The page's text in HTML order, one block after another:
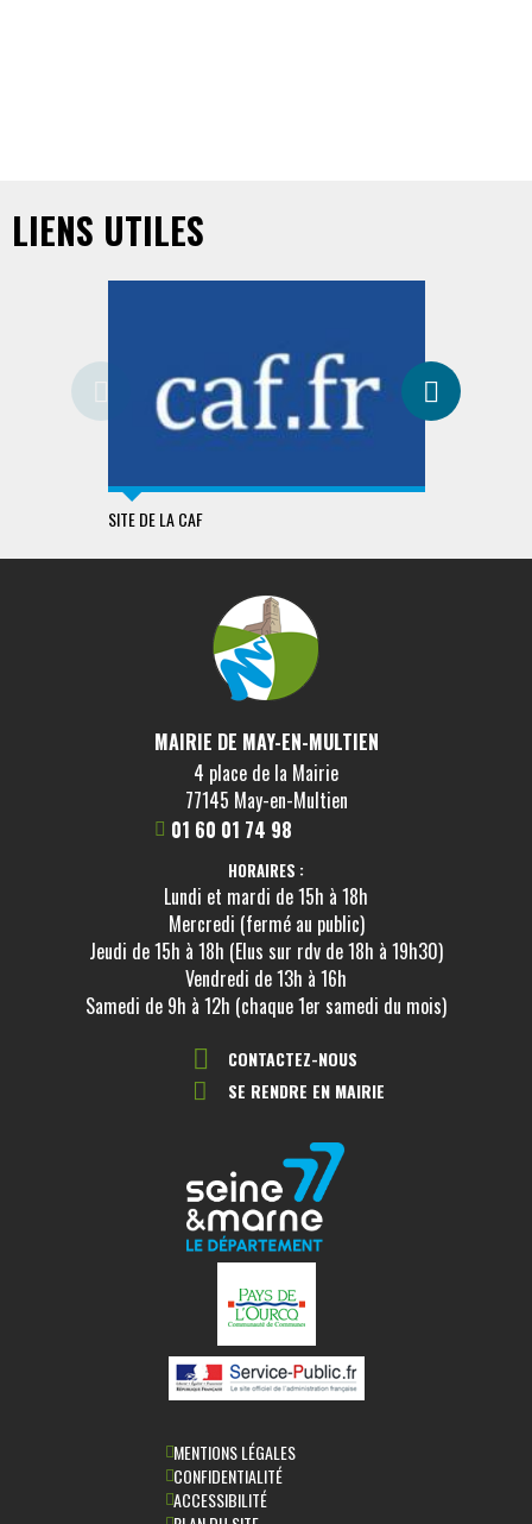
LIENS UTILES
SITE DE LA CAF
MAIRIE DE MAY-EN-MULTIEN
4 place de la Mairie
77145 May-en-Multien
01 60 01 74 98
HORAIRES :
Lundi et mardi de 15h à 18h
Mercredi (fermé au public)
Jeudi de 15h à 18h (Elus sur rdv de 18h à 19h30)
Vendredi de 13h à 16h
Samedi de 9h à 12h (chaque 1er samedi du mois)
CONTACTEZ-NOUS
SE RENDRE EN MAIRIE
MENTIONS LÉGALES
CONFIDENTIALITÉ
ACCESSIBILITÉ